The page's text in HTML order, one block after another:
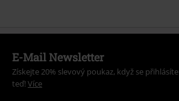
E-Mail Newsletter
Získejte 20% slevový poukaz, když se přihlásíte
teď! Více